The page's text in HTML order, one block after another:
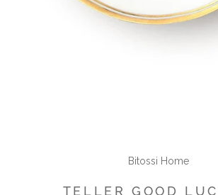
Bitossi Home
TELLER GOOD